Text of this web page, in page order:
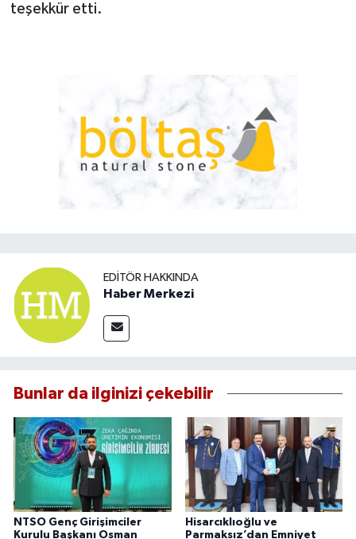
teşekkür etti.
EDITÖR HAKKINDA
Haber Merkezi
Bunlar da ilginizi çekebilir
NTSO Genç Girişimciler
Kurulu Başkanı Osman
Hisarcıklıoğlu ve
Parmaksız’dan Emniyet